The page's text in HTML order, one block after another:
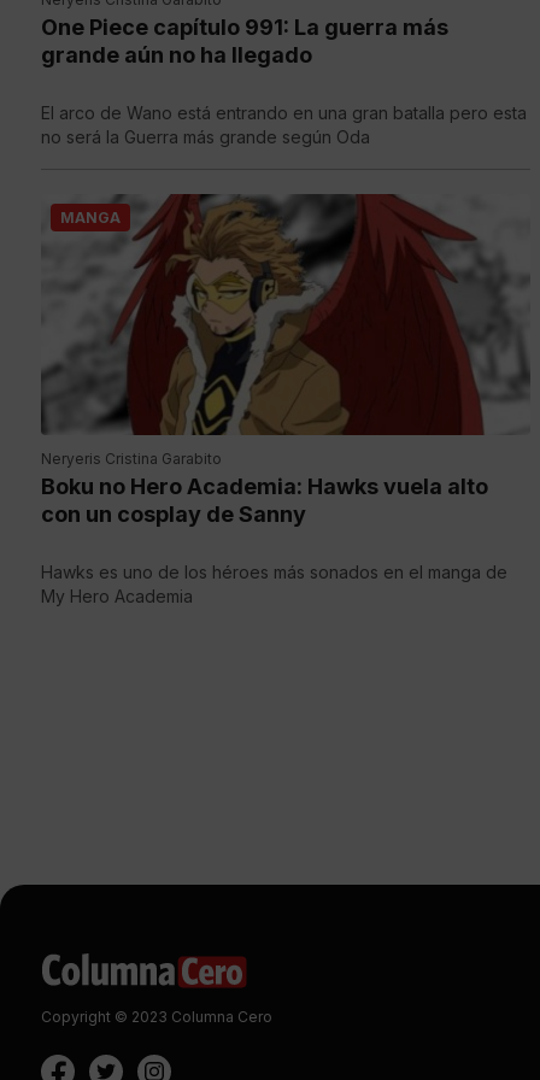
One Piece capítulo 991: La guerra más
grande aún no ha llegado
El arco de Wano está entrando en una gran batalla pero esta
no será la Guerra más grande según Oda
MANGA
Neryeris Cristina Garabito
Boku no Hero Academia: Hawks vuela alto
con un cosplay de Sanny
Hawks es uno de los héroes más sonados en el manga de
My Hero Academia
Copyright © 2023 Columna Cero